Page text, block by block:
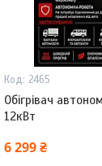
2465
Обігрівач
12кВт
6 299 ₴